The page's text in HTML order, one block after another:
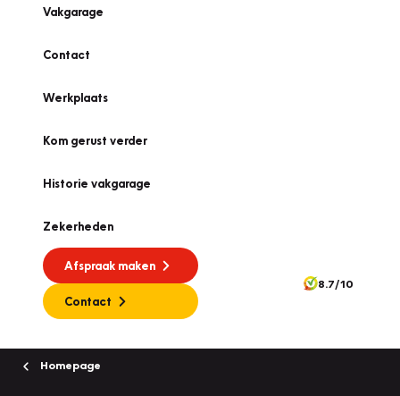
Vakgarage
Contact
Werkplaats
Kom gerust verder
Historie vakgarage
Zekerheden
Afspraak maken
Contact
8.7/10
Homepage